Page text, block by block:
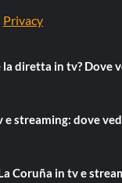
Privacy
la diretta in tv? Dove
e streaming: dove
Coruña in tv e